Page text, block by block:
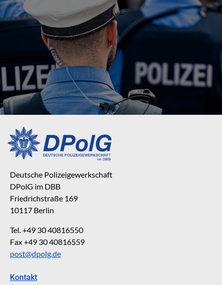
Deutsche Polizeigewerkschaft
DPolG im DBB
Friedrichstraße 169
10117 Berlin
Tel. +49 30 40816550
Fax +49 30 40816559
post@dpolg.de
Kontakt